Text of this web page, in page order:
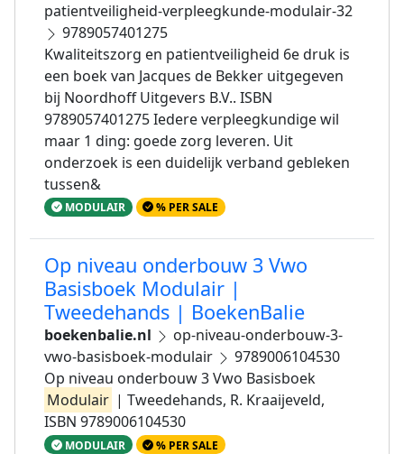
patientveiligheid-verpleegkunde-modulair-32
9789057401275
Kwaliteitszorg en patientveiligheid 6e druk is
een boek van Jacques de Bekker uitgegeven
bij Noordhoff Uitgevers B.V.. ISBN
9789057401275 Iedere verpleegkundige wil
maar 1 ding: goede zorg leveren. Uit
onderzoek is een duidelijk verband gebleken
tussen&
MODULAIR % PER SALE
Op niveau onderbouw 3 Vwo
Basisboek Modulair |
Tweedehands | BoekenBalie
boekenbalie.nl
op-niveau-onderbouw-3-
vwo-basisboek-modulair
9789006104530
Op niveau onderbouw 3 Vwo Basisboek
Modulair | Tweedehands, R. Kraaijeveld,
ISBN 9789006104530
MODULAIR % PER SALE